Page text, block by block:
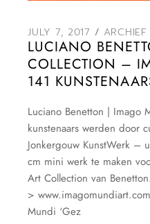
JULY 7, 2017 ARCHIEF
LUCIANO
COLLECTION –
141
Luciano Benetton | Imago
kunstenaars werden door
Jonkergouw KunstWerk –
cm mini werk te maken
Art Collection van
>
Mundi ‘Gez